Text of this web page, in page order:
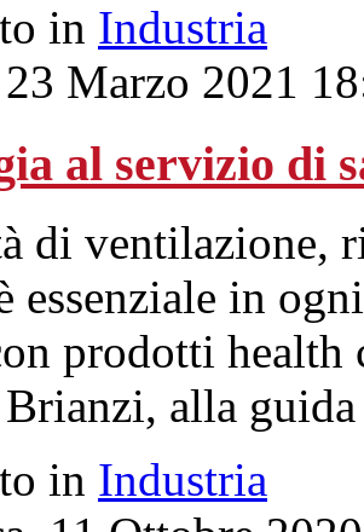
in Industria
Marzo 2021
al servizio di
di ventilazione,
essenziale in
prodotti health
alla
in Industria